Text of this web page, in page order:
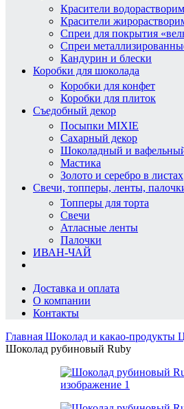
Красители
Красители
Спреи для покрытия
Спреи
Кандурин и блески
Коробки для шоколада
Коробки для конфет
Коробки для плиток
Съедобный декор
Посыпки MIXIE
Сахарный декор
Шоколадный и
Мастика
Золото и серебро в листах
Свечи, топперы, ленты,
Топперы для торта
Свечи
Атласные ленты
Палочки
ИВАН-ЧАЙ
Доставка и оплата
О компании
Контакты
Главная Шоколад и какао-продукты
Шоколад рубиновый Ruby